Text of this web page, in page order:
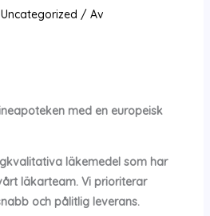
Uncategorized / Av
med en europeisk
läkemedel som har
läkarteam. Vi prioriterar
och pålitlig leverans.